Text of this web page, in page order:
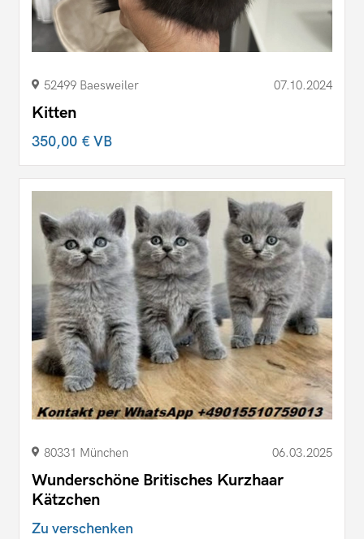
52499 Baesweiler 07.10.2024
Kitten
350,00 €VB
80331 München 06.03.2025
Wunderschöne Britisches Kurzhaar
Kätzchen
Zu verschenken